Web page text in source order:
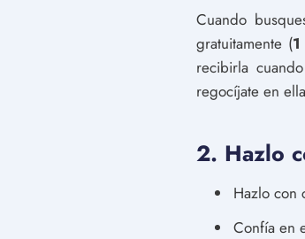
Cuando
gratuitamente (1
recibirla
regocíjate en
2. Hazlo
Hazlo con
Confía en